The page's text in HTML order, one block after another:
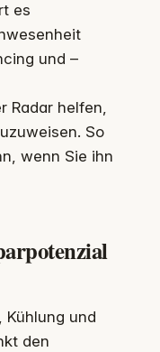
es
und –
Radar helfen,
So
wenn Sie ihn
Kühlung und
den